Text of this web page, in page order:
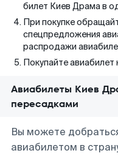
билет Киев Драма в
При покупке
спецпредложения
распродажи
Покупайте авиабилет
Авиабилеты Киев
пересадками
Вы можете
авиабилетом в